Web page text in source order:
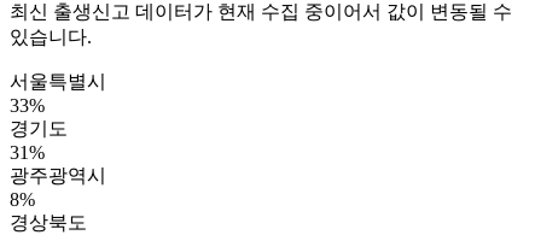
최신 출생신고 데이터가 현재 수집 중이어서 값이 변동될 수
있습니다.
서울특별시
33%
경기도
31%
광주광역시
8%
경상북도